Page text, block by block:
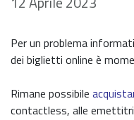
Per un problema
dei biglietti online è
Rimane possibile
contactless, alle